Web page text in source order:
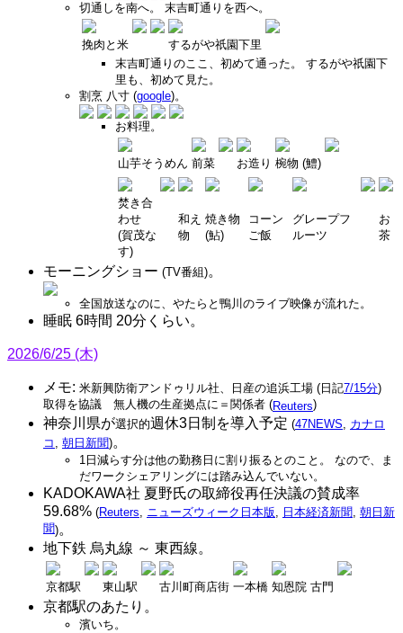
切通しを南へ。 末吉町通りを西へ。
挽肉と米
するがや祇園下里
末吉町通りのここ、初めて通った。 するがや祇園下
里も、初めて見た。
割烹 八寸 (google)。
お料理。
山芋そうめん 前菜 お造り 椀物 (鱧)
焚き合
わせ
(賀茂な
す)
和え
物
焼き物
(鮎)
コーン
ご飯
グレープフ
ルーツ
お
茶
モーニングショー (TV番組)。
全国放送なのに、やたらと鴨川のライブ映像が流れた。
睡眠 6時間 20分くらい。
2026/6/25 (木)
メモ: 米新興防衛アンドゥリル社、日産の追浜工場 (日記7/15分)
取得を協議 無人機の生産拠点に＝関係者 (Reuters)
神奈川県が選択的週休3日制を導入予定 (47NEWS, カナロ
コ , 朝日新聞)。
1日減らす分は他の勤務日に割り振るとのこと。 なので、ま
だワークシェアリングには踏み込んでいない。
KADOKAWA社 夏野氏の取締役再任決議の賛成率
59.68% (Reuters, ニューズウィーク日本版, 日本経済新聞, 朝日新
聞)。
地下鉄 烏丸線 ～ 東西線。
京都駅 東山駅 古川町商店街 一本橋 知恩院 古門
京都駅のあたり。
濱いち。